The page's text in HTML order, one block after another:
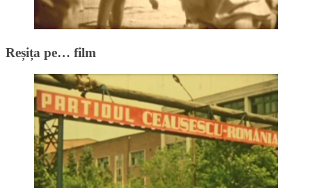
Reșița pe… film